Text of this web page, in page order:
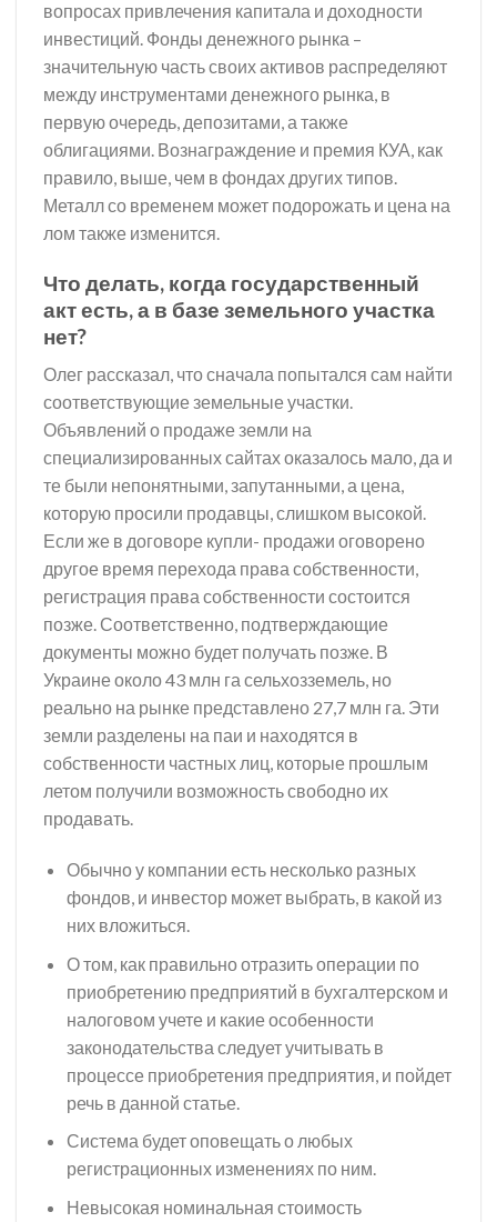
вопросах привлечения капитала и доходности
инвестиций. Фонды денежного рынка –
значительную часть своих активов распределяют
между инструментами денежного рынка, в
первую очередь, депозитами, а также
облигациями. Вознаграждение и премия КУА, как
правило, выше, чем в фондах других типов.
Металл со временем может подорожать и цена на
лом также изменится.
Что делать, когда государственный
акт есть, а в базе земельного участка
нет?
Олег рассказал, что сначала попытался сам найти
соответствующие земельные участки.
Объявлений о продаже земли на
специализированных сайтах оказалось мало, да и
те были непонятными, запутанными, а цена,
которую просили продавцы, слишком высокой.
Если же в договоре купли- продажи оговорено
другое время перехода права собственности,
регистрация права собственности состоится
позже. Соответственно, подтверждающие
документы можно будет получать позже. В
Украине около 43 млн га сельхозземель, но
реально на рынке представлено 27,7 млн га. Эти
земли разделены на паи и находятся в
собственности частных лиц, которые прошлым
летом получили возможность свободно их
продавать.
Обычно у компании есть несколько разных
фондов, и инвестор может выбрать, в какой из
них вложиться.
О том, как правильно отразить операции по
приобретению предприятий в бухгалтерском и
налоговом учете и какие особенности
законодательства следует учитывать в
процессе приобретения предприятия, и пойдет
речь в данной статье.
Система будет оповещать о любых
регистрационных изменениях по ним.
Невысокая номинальная стоимость